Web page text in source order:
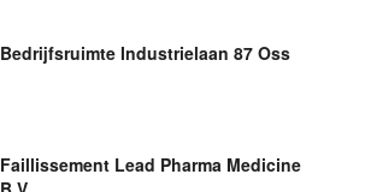
Bedrijfsruimte Industrielaan 87 Oss
Faillissement Lead Pharma Medicine